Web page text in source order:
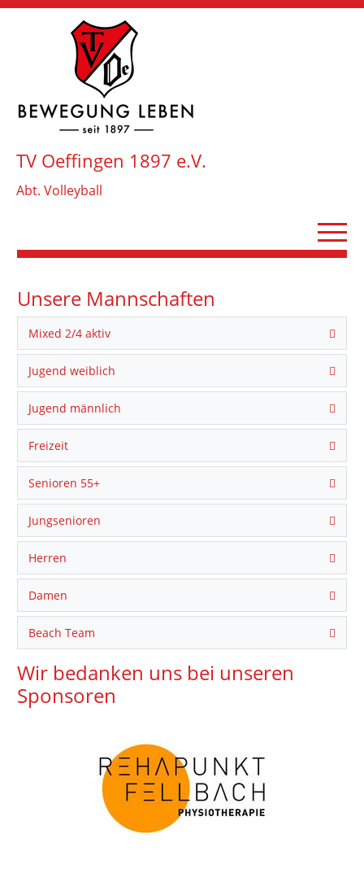
TV Oeffingen 1897 e.V.
Abt. Volleyball
Unsere Mannschaften
Mixed 2/4 aktiv
Jugend weiblich
Jugend männlich
Freizeit
Senioren 55+
Jungsenioren
Herren
Damen
Beach Team
Wir bedanken uns bei unseren
Sponsoren